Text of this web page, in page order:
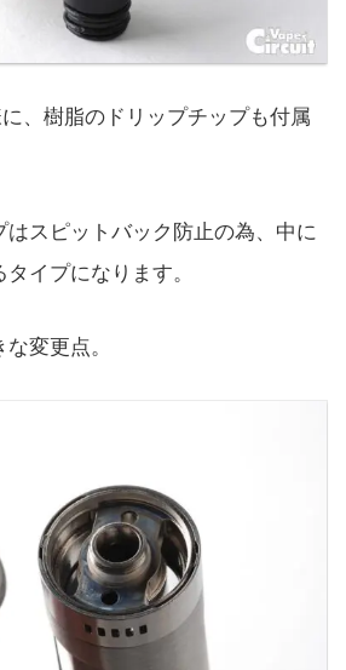
、樹脂のドリップチップも付属
はスピットバック防止の為、中に
イプになります。
変更点。